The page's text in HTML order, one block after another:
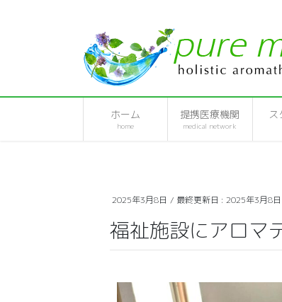
ホーム
home
提携医療機関
medical network
2025年3月8日 / 最終更新日 :2025年3月8日
福祉施設にアロマ